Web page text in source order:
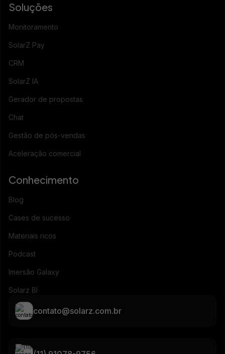
Soluções
Monitoramento
SolarZ Pay
CRM
SolarZ IA
Gerador de propostas
Chat
Gestão de pós-vendas
Aceleração comercial
Conhecimento
Blog
Cases de sucesso
Materiais ricos
Podcast
Imersão Galaxy
Solarz BI
contato@solarz.com.br